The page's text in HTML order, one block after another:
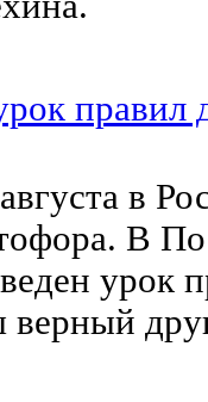
правил
в
В
урок
верный